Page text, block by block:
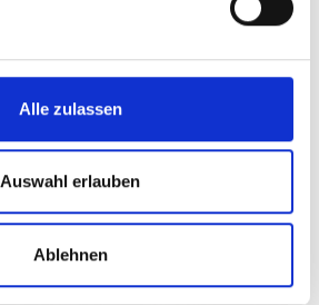
Alle zulassen
Auswahl erlauben
Ablehnen